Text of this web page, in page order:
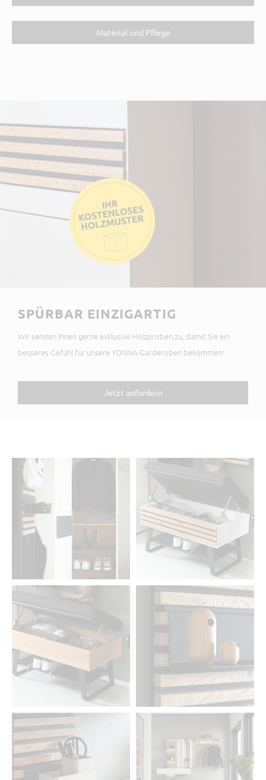
Material und Pflege
SPÜRBAR EINZIGARTIG
Wir senden Ihnen gerne exklusive Holzproben zu, damit Sie ein
besseres Gefühl für unsere YONNA-Garderoben bekommen!
Jetzt anfordern